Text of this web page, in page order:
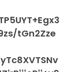
tGn2Zze